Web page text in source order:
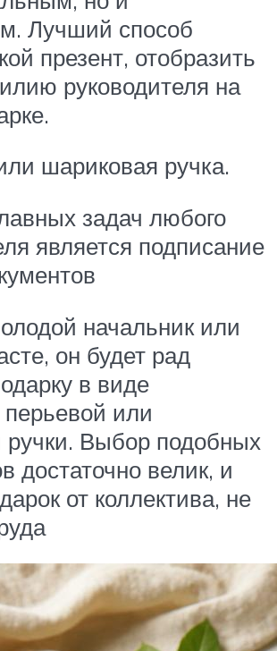
Лучший способ
презент, отобразить
руководителя на
шариковая ручка.
задач любого
является подписание
начальник или
он будет рад
в виде
или
ручки. Выбор подобных
достаточно велик, и
от коллектива, не